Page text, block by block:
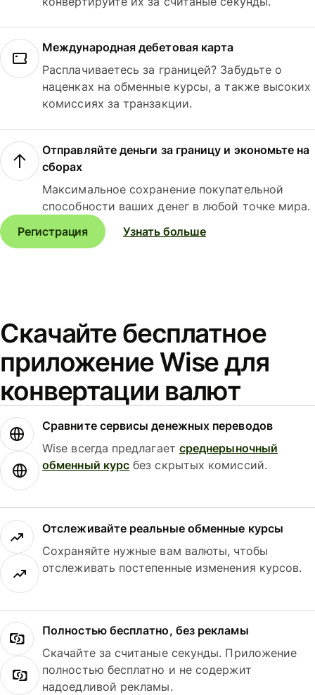
Международная дебетовая карта
Расплачиваетесь за границей? Забудьте о
наценках на обменные курсы, а также высоких
комиссиях за транзакции.
Отправляйте деньги за границу и экономьте на
сборах
Максимальное сохранение покупательной
способности ваших денег в любой точке мира.
Регистрация
Узнать больше
Скачайте бесплатное
приложение Wise для
конвертации валют
Сравните сервисы денежных переводов
Wise всегда предлагает среднерыночный
обменный курс без скрытых комиссий.
Отслеживайте реальные обменные курсы
Сохраняйте нужные вам валюты, чтобы
отслеживать постепенные изменения курсов.
Полностью бесплатно, без рекламы
Скачайте за считаные секунды. Приложение
полностью бесплатно и не содержит
надоедливой рекламы.